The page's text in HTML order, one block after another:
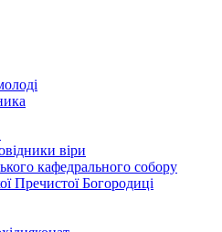
віри
кафедрального собору
Пречистої Богородиці